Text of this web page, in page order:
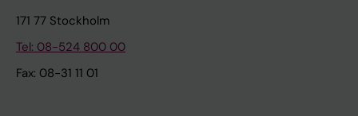
171 77 Stockholm
Tel: 08-524 800 00
Fax: 08-31 11 01